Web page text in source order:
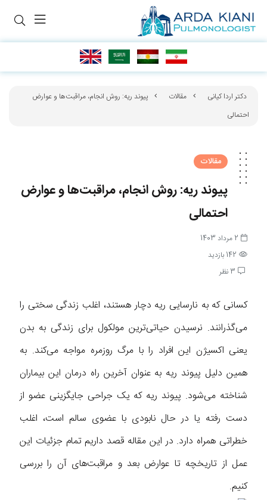
دکتر اردا کیانی مقالات
پیوند ریه: روش انجام، مراقبت‌ها و عوارض
احتمالی
مقالات
پیوند ریه: روش انجام، مراقبت‌ها و عوارض
احتمالی
2 مرداد 1403
142 بازدید
3 نظر
کسانی که به نارسایی ریه دچار هستند، اغلب زندگی سختی را
می‌گذرانند. نرسیدن حیاتی‌ترین مولکول برای زندگی به بدن
یعنی اکسیژن این افراد را با مرگ روزمره مواجه می‌کند. به
همین دلیل پیوند ریه به عنوان آخرین راه درمان این بیماران
شناخته می‌شود. پیوند ریه که یک جراحی جایگزینی عضو از
دست رفته یا در حال نابودی با عضوی سالم است، اغلب
خطراتی همراه دارد. در این مقاله قصد داریم تمام جزئیات این
عمل از تاریخچه تا عوارض بعد و مراقبت‌های آن را بررسی
کنیم.